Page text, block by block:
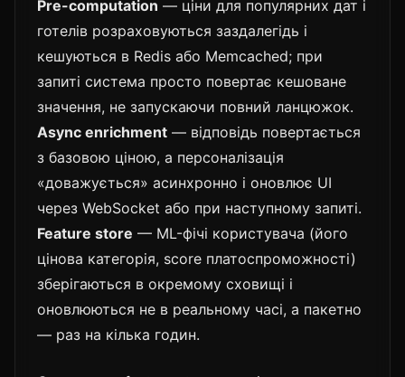
Pre-computation — ціни для популярних дат і
готелів розраховуються заздалегідь і
кешуються в Redis або Memcached; при
запиті система просто повертає кешоване
значення, не запускаючи повний ланцюжок.
Async enrichment — відповідь повертається
з базовою ціною, а персоналізація
«доважується» асинхронно і оновлює UI
через WebSocket або при наступному запиті.
Feature store — ML-фічі користувача (його
цінова категорія, score платоспроможності)
зберігаються в окремому сховищі і
оновлюються не в реальному часі, а пакетно
— раз на кілька годин.